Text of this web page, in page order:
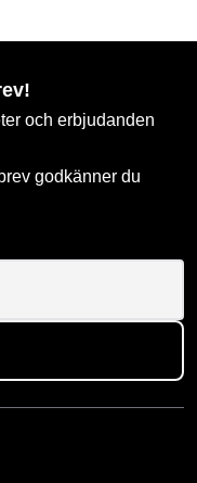
och erbjudanden
godkänner du